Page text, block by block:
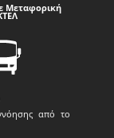
Μεταφορική
από το